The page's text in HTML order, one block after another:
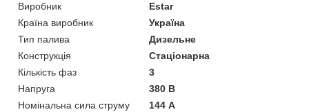
Виробник
Estar
Країна виробник
Україна
Тип палива
Дизельне
Конструкція
Стаціонарна
Кількість фаз
3
Напруга
380 В
Номінальна сила струму
144 А